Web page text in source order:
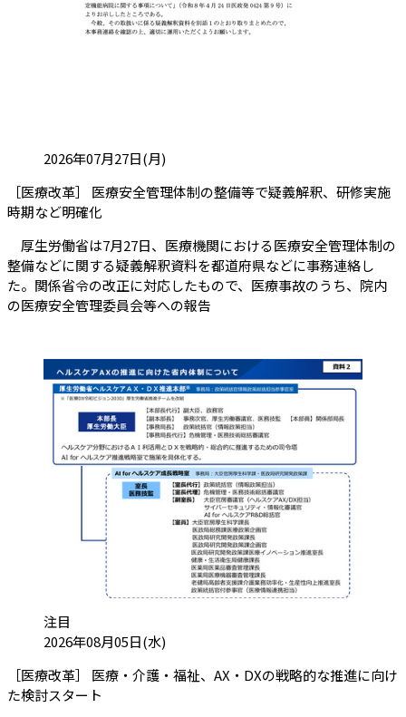
投稿日:2026年07月27日(月)
［医療改革］ 医療安全管理体制の整備等で疑義解釈、研修実施
時期など明確化
厚生労働省は7月27日、医療機関における医療安全管理体制の
整備などに関する疑義解釈資料を都道府県などに事務連絡し
た。関係省令の改正に対応したもので、医療事故のうち、院内
の医療安全管理委員会等への報告
カテゴリ:
注目
投稿日:2026年08月05日(水)
［医療改革］ 医療・介護・福祉、AX・DXの戦略的な推進に向け
た検討スタート